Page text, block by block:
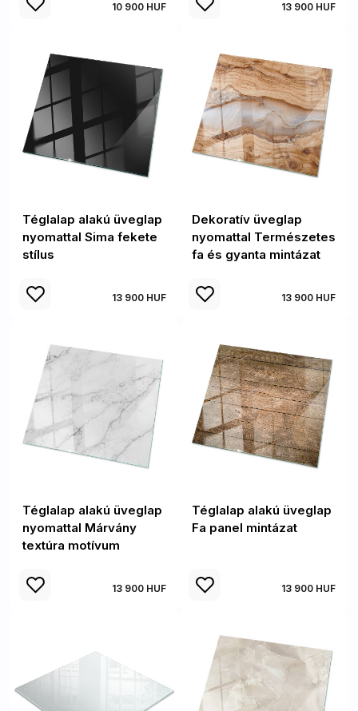
10 900 HUF 13 900 HUF
Téglalap alakú üveglap
nyomattal Sima fekete
stílus
13 900 HUF
Dekoratív üveglap
nyomattal Természetes
fa és gyanta mintázat
13 900 HUF
Téglalap alakú üveglap
nyomattal Márvány
textúra motívum
13 900 HUF
Téglalap alakú üveglap
Fa panel mintázat
13 900 HUF